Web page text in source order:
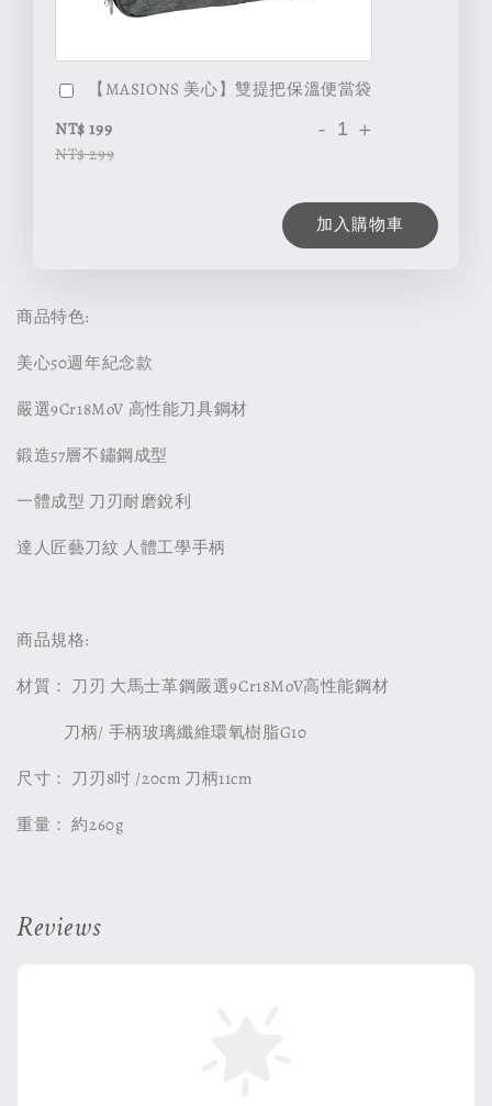
【MASIONS 美心】雙提把保溫便當袋
NT$ 199
NT$ 299
- +
加入購物車
商品特色:
美心50週年紀念款
嚴選9Cr18MoV 高性能刀具鋼材
鍛造57層不鏽鋼成型
一體成型 刀刃耐磨銳利
達人匠藝刀紋 人體工學手柄
商品規格:
材質： 刀刃 大馬士革鋼嚴選9Cr18MoV高性能鋼材
刀柄/ 手柄玻璃纖維環氧樹脂G10
尺寸： 刀刃8吋 /20cm 刀柄11cm
重量： 約260g
Reviews